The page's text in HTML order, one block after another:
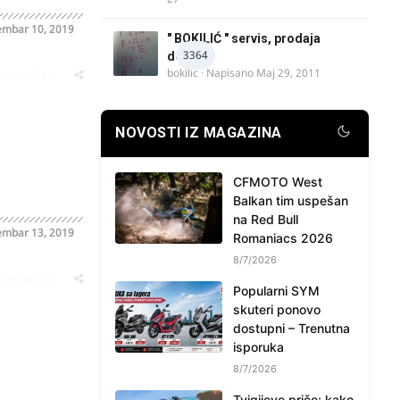
10, 2019
13, 2019
3364
" BOKILIĆ " servis, prodaja
delova
bokilic · Napisano Maj 29, 2011
NOVOSTI IZ MAGAZINA
CFMOTO West
Balkan tim uspešan
na Red Bull
Romaniacs 2026
8/7/2026
Popularni SYM
skuteri ponovo
dostupni – Trenutna
isporuka
8/7/2026